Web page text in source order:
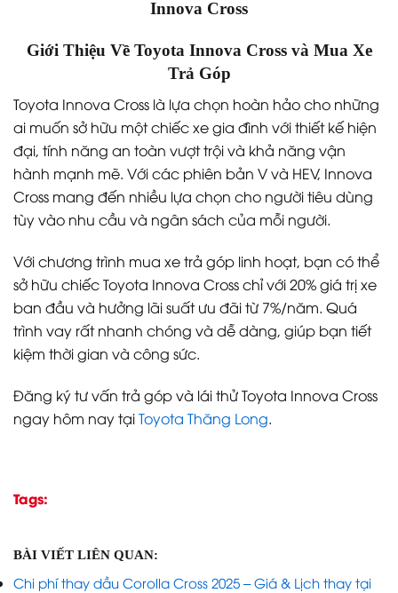
Innova Cross
Giới Thiệu Về Toyota Innova Cross và Mua Xe
Trả Góp
Toyota Innova Cross là lựa chọn hoàn hảo cho những
ai muốn sở hữu một chiếc xe gia đình với thiết kế hiện
đại, tính năng an toàn vượt trội và khả năng vận
hành mạnh mẽ. Với các phiên bản V và HEV, Innova
Cross mang đến nhiều lựa chọn cho người tiêu dùng
tùy vào nhu cầu và ngân sách của mỗi người.
Với chương trình mua xe trả góp linh hoạt, bạn có thể
sở hữu chiếc Toyota Innova Cross chỉ với 20% giá trị xe
ban đầu và hưởng lãi suất ưu đãi từ 7%/năm. Quá
trình vay rất nhanh chóng và dễ dàng, giúp bạn tiết
kiệm thời gian và công sức.
Đăng ký tư vấn trả góp và lái thử Toyota Innova Cross
ngay hôm nay tạiToyota Thăng Long.
Tags:
BÀI VIẾT LIÊN QUAN:
Chi phí thay dầu Corolla Cross 2025 – Giá & Lịch thay tại